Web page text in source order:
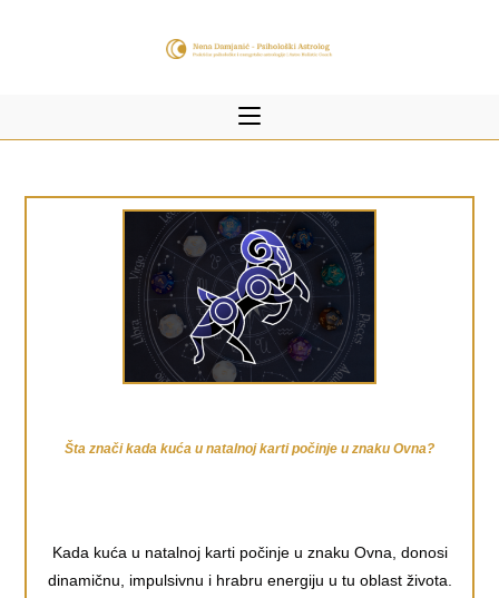
Šta znači kada kuća u natalnoj karti počinje u znaku Ovna?
Kada kuća u natalnoj karti počinje u znaku Ovna, donosi
dinamičnu, impulsivnu i hrabru energiju u tu oblast života.